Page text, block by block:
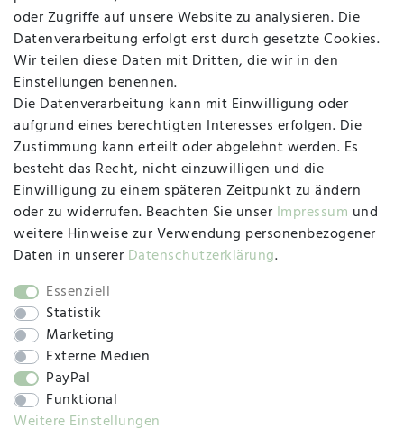
Vertrag widerrufen Kontakt
MAPALI VOR ORT
Herzogstraße 10
47533 Kleve
Montag, Dienstag, Donnerstag, Freitag
09:00 Uhr bis 13:00 Uhr
Mittwoch
09:00 Uhr bis 12:00 Uhr
SOCIAL
oder Zugriffe auf unsere Website zu analysieren. Die
Datenverarbeitung erfolgt erst durch gesetzte Cookies.
Wir teilen diese Daten mit Dritten, die wir in den
Einstellungen benennen.
Die Datenverarbeitung kann mit Einwilligung oder
aufgrund eines berechtigten Interesses erfolgen. Die
Zustimmung kann erteilt oder abgelehnt werden. Es
besteht das Recht, nicht einzuwilligen und die
Einwilligung zu einem späteren Zeitpunkt zu ändern
oder zu widerrufen. Beachten Sie unser Impressum und
weitere Hinweise zur Verwendung personenbezogener
Daten in unserer Daten­schutz­erklärung.
Essenziell
Statistik
Marketing
Externe Medien
PayPal
Funktional
Weitere Einstellungen